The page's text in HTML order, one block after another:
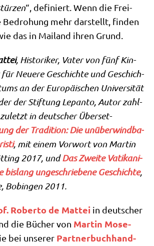
“, defi­niert. Wenn die Frei­
Bedro­hung mehr dar­stellt, fin­den
das in Mai­land ihren Grund.
, Histo­ri­ker, Vater von fünf Kin­
Neue­re Geschich­te und Geschich­
an der Euro­päi­schen Uni­ver­si­tät
der Stif­tung Lepan­to, Autor zahl­
in deut­scher Über­set­
der Tra­di­ti­on: Die unüber­wind­ba­
, mit einem Vor­wort von Mar­tin
2017, undDas Zwei­te Vati­ka­ni­
bis­lang unge­schrie­be­ne Geschich­te,
Bobin­gen 2011.
Rober­to de Mat­tei in deut­scher
die Bücher von Mar­tin Mose­
bei unse­rer Part­ner­buch­hand­